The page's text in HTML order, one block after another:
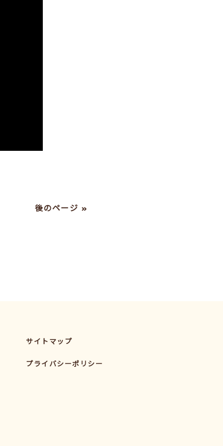
後のページ »
サイトマップ
プライバシーポリシー